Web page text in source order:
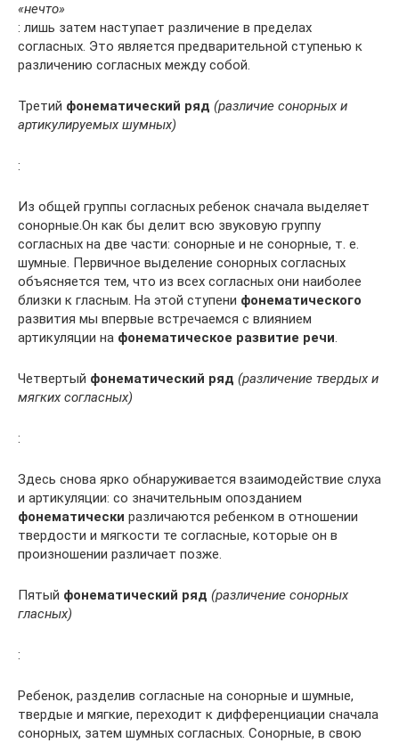
«нечто»
: лишь затем наступает различение в пределах
согласных. Это является предварительной ступенью к
различению согласных между собой.
Третий фонематический ряд (различие сонорных и
артикулируемых шумных)
:
Из общей группы согласных ребенок сначала выделяет
сонорные.Он как бы делит всю звуковую группу
согласных на две части: сонорные и не сонорные, т. е.
шумные. Первичное выделение сонорных согласных
объясняется тем, что из всех согласных они наиболее
близки к гласным. На этой ступени фонематического
развития мы впервые встречаемся с влиянием
артикуляции на фонематическое развитие речи.
Четвертый фонематический ряд (различение твердых и
мягких согласных)
:
Здесь снова ярко обнаруживается взаимодействие слуха
и артикуляции: со значительным опозданием
фонематически различаются ребенком в отношении
твердости и мягкости те согласные, которые он в
произношении различает позже.
Пятый фонематический ряд (различение сонорных
гласных)
:
Ребенок, разделив согласные на сонорные и шумные,
твердые и мягкие, переходит к дифференциации сначала
сонорных, затем шумных согласных. Сонорные, в свою